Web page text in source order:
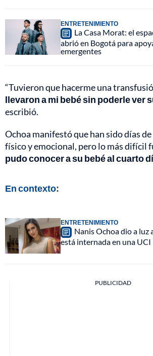
ENTRETENIMIENTO
La Casa Morat: el
abrió en Bogotá para
emergentes
“Tuvieron que hacerme una
llevaron a mi bebé sin poderle ver
escribió.
Ochoa manifestó que han sido días
físico y emocional, pero lo más difícil
pudo conocer a su bebé al cuarto
En contexto:
ENTRETENIMIENTO
Nanis Ochoa dio a luz
está internada en una UCI
PUBLICIDAD